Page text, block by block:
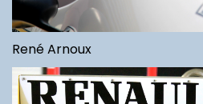
René Arnoux